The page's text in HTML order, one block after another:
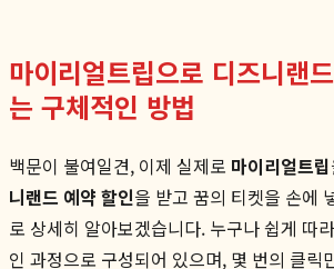
마이리얼트립으로 디즈니랜
는 구체적인 방법
백문이 불여일견, 이제 실제로 마이리얼트립
니랜드 예약 할인을 받고 꿈의 티켓을 손에
로 상세히 알아보겠습니다. 누구나 쉽게 따
인 과정으로 구성되어 있으며, 몇 번의 클릭